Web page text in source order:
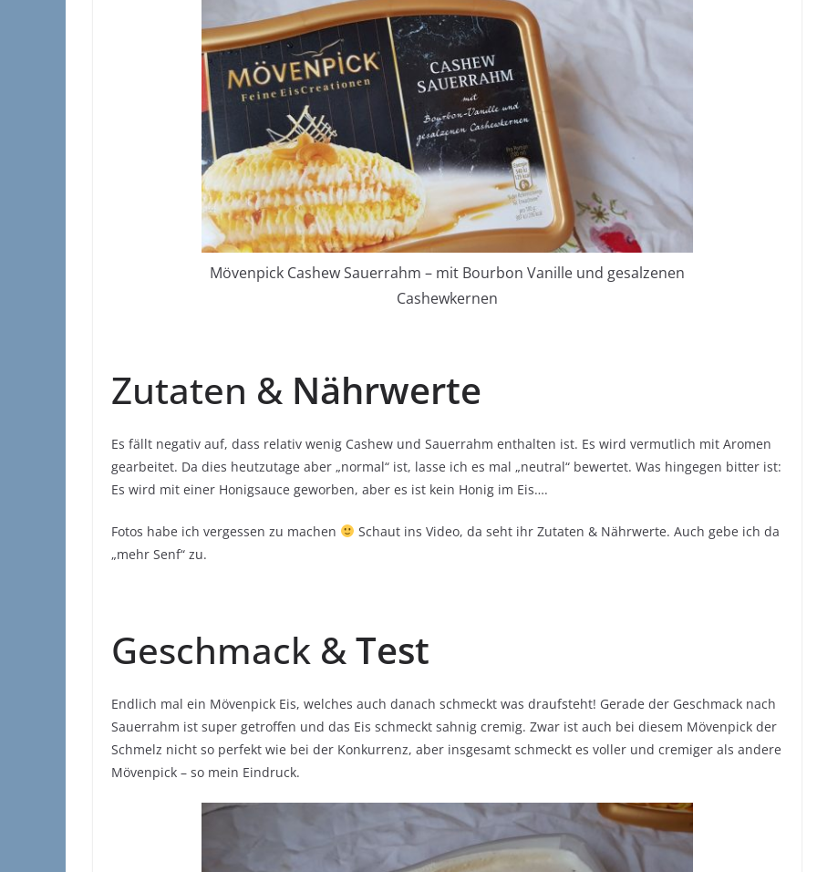
Mövenpick Cashew Sauerrahm – mit Bourbon Vanille und gesalzenen
Cashewkernen
Zutaten & Nährwerte
Es fällt negativ auf, dass relativ wenig Cashew und Sauerrahm enthalten ist. Es wird vermutlich mit Aromen
gearbeitet. Da dies heutzutage aber „normal“ ist, lasse ich es mal „neutral“ bewertet. Was hingegen bitter ist:
Es wird mit einer Honigsauce geworben, aber es ist kein Honig im Eis….
Fotos habe ich vergessen zu machen
Schaut ins Video, da seht ihr Zutaten & Nährwerte. Auch gebe ich da
„mehr Senf“ zu.
Geschmack &Test
Endlich mal ein Mövenpick Eis, welches auch danach schmeckt was draufsteht! Gerade der Geschmack nach
Sauerrahm ist super getroffen und das Eis schmeckt sahnig cremig. Zwar ist auch bei diesem Mövenpick der
Schmelz nicht so perfekt wie bei der Konkurrenz, aber insgesamt schmeckt es voller und cremiger als andere
Mövenpick – so mein Eindruck.